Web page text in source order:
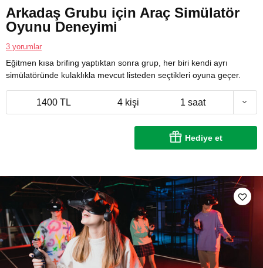
Arkadaş Grubu için Araç Simülatör
Oyunu Deneyimi
3 yorumlar
Eğitmen kısa brifing yaptıktan sonra grup, her biri kendi ayrı
simülatöründe kulaklıkla mevcut listeden seçtikleri oyuna geçer.
1400 TL 4 kişi 1 saat
Hediye et